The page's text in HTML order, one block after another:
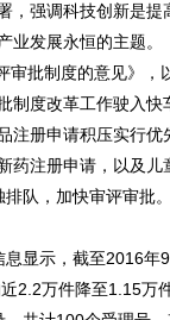
强调科技创新是提
发展永恒的主题。
批制度的意见》，
度改革工作驶入
册申请积压实行
注册申请，以及
队，加快审评审批
示，截至2016年
2.2万件降至1.15万